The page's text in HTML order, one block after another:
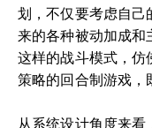
划，不仅要考虑自己
来的各种被动加成和
这样的战斗模式，仿
策略的回合制游戏，
从系统设计角度来